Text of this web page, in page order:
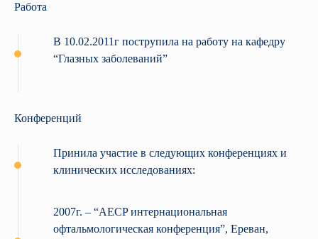
Работа
В 10.02.2011г пострупила на работу на кафедру
“Глазных заболеваний”
Конференций
Принила участие в следующих конференциях и
клинических исследованиях:
2007г. – “AECP интернациональная
офтальмологическая конференция”, Ереван,